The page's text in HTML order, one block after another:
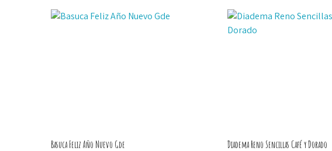
Basuca Feliz Año Nuevo Gde Diadema Reno Sencillas Café y Dorado